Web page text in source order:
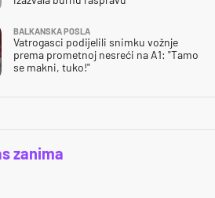
BALKANSKA POSLA
Vatrogasci podijelili snimku vožnje
prema prometnoj nesreći na A1: "Tamo
se makni, tuko!"
zanima